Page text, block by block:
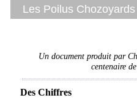
Les Poilus
Un document produit par
centenaire
Des Chiffres